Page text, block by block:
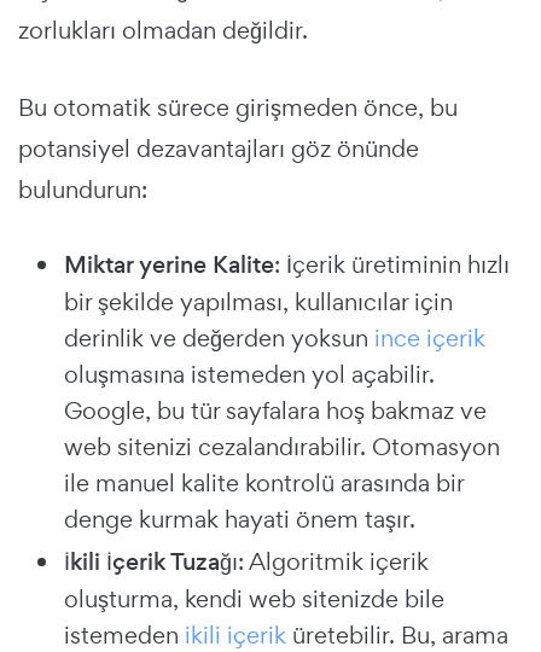
zorlukları olmadan değildir.
Bu otomatik sürece girişmeden önce, bu
potansiyel dezavantajları göz önünde
bulundurun:
Miktar yerine Kalite: İçerik üretiminin hızlı
bir şekilde yapılması, kullanıcılar için
derinlik ve değerden yoksun ince içerik
oluşmasına istemeden yol açabilir.
Google, bu tür sayfalara hoş bakmaz ve
web sitenizi cezalandırabilir. Otomasyon
ile manuel kalite kontrolü arasında bir
denge kurmak hayati önem taşır.
İkili İçerik Tuzağı: Algoritmik içerik
oluşturma, kendi web sitenizde bile
istemeden ikili içerik üretebilir. Bu, arama